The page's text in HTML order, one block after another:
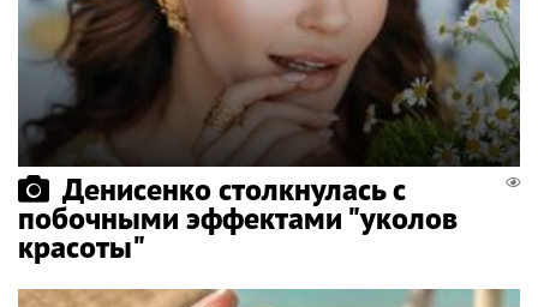
Денисенко столкнулась с
побочными эффектами "уколов
красоты"